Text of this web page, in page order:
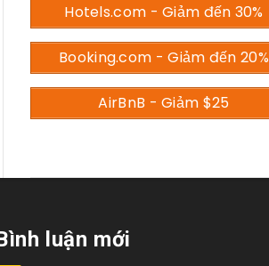
Hotels.com - Giảm đến 30%
Booking.com - Giảm đến 20%
AirBnB - Giảm $25
luận mới